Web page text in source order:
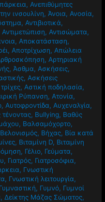
,Ανεπιθύμητες
ινσουλίνη,Άνοια,Ανοσία,
,Αντιβιοτικά,
Αντιμετώπιση,Αντισώματα,
,Αποκατάσταση,
,Αποτρίχωση,Απώλεια
,Αρτηριακή
,Άσθμα,Ασκήσεις,
,Ασκήσεις
,Αστική ποδηλασία,
Ρύπανση,Ατονία,
,Αυτοφροντίδα,Αυχεναλγία,
τένοντας, Βullying, Βαθύς
, Βαλσαμόχορτο,
Βελονισμός, Βήχας, Βία κατά
, Βιταμίνη D, Βιταμίνη
, Γέλιο, Γεύματα,
, Γιατρός, Γιατροσόφια,
, Γνωστική
, Γνωστική λειτουργία,
, Γυμνό, Γυμνοί
,Δείκτης Μάζας Σώματος,